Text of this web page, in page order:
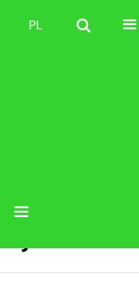
PL PL
EN